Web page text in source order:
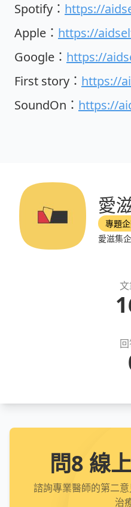
Spotify： https://
Apple： https://
Google： https://
First story： https://
SoundOn： https://
愛
專題
愛滋集
問8 線
諮詢專業醫師的第二
治